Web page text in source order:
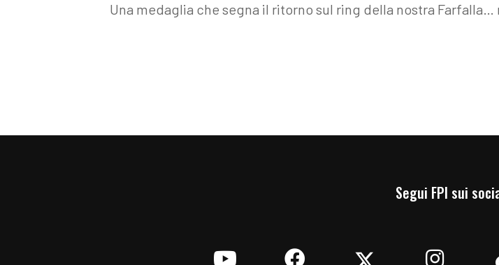
Una medaglia che segna il ritorno sul ring della nostra
Segui FPI sui